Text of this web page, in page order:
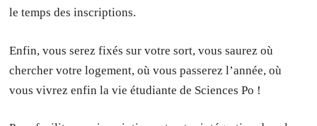
le temps des inscriptions.
Enfin, vous serez fixés sur votre sort, vous saurez où
chercher votre logement, où vous passerez l’année, où
vous vivrez enfin la vie étudiante de Sciences Po !